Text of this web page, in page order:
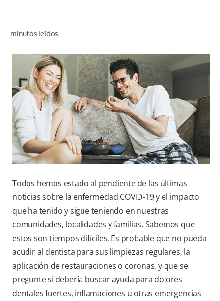
PARA PROFESIONALES
CO (ES)
SUSCRÍBETE
minutos leídos
Todos hemos estado al pendiente de las últimas
noticias sobre la enfermedad COVID-19 y el impacto
que ha tenido y sigue teniendo en nuestras
comunidades, localidades y familias. Sabemos que
estos son tiempos difíciles. Es probable que no pueda
acudir al dentista para sus limpiezas regulares, la
aplicación de restauraciones o coronas, y que se
pregunte si debería buscar ayuda para dolores
dentales fuertes, inflamaciones u otras emergencias